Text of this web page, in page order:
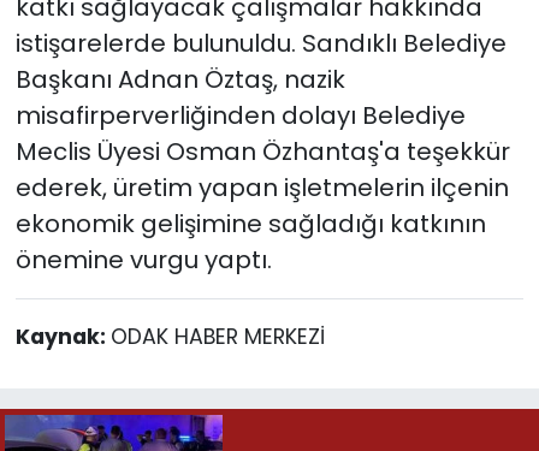
istişarelerde bulunuldu. Sandıklı Belediye
Başkanı Adnan Öztaş, nazik
misafirperverliğinden dolayı Belediye
Meclis Üyesi Osman Özhantaş'a teşekkür
ederek, üretim yapan işletmelerin ilçenin
ekonomik gelişimine sağladığı katkının
önemine vurgu yaptı.
Kaynak: ODAK HABER MERKEZİ